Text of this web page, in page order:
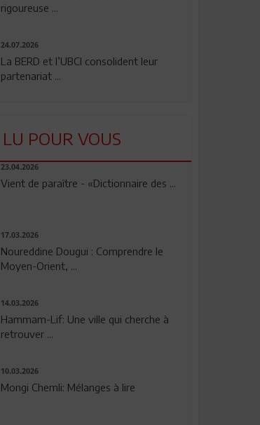
rigoureuse ...
24.07.2026
La BERD et l’UBCI consolident leur
partenariat ...
LU POUR VOUS
23.04.2026
Vient de paraître - «Dictionnaire des ...
17.03.2026
Noureddine Dougui : Comprendre le
Moyen-Orient, ...
14.03.2026
Hammam-Lif: Une ville qui cherche à
retrouver ...
10.03.2026
Mongi Chemli: Mélanges à lire